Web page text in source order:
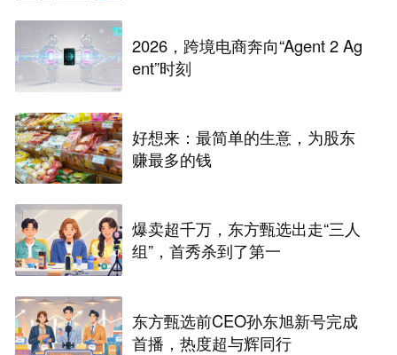
2026，跨境电商奔向“Agent 2 Ag
ent”时刻
好想来：最简单的生意，为股东
赚最多的钱
爆卖超千万，东方甄选出走“三人
组”，首秀杀到了第一
东方甄选前CEO孙东旭新号完成
首播，热度超与辉同行